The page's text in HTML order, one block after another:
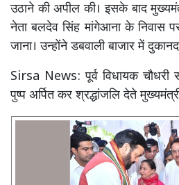
उठाने की अपील की। इसके बाद
नेता बलदेव सिंह मांगेआना के निवास
जाना। उन्होंने डबवाली बाजार में
Sirsa News: पूर्व विधायक चौधरी
पुष्प अर्पित कर श्रद्धांजलि देते